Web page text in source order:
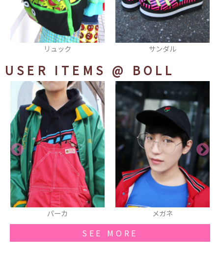
サンダル リング
USER ITEMS @ BOLL
メガネ シャツ
SEE MORE